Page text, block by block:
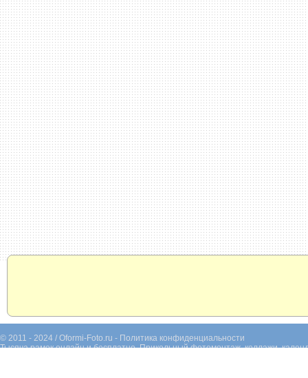
© 2011 - 2024 / Oformi-Foto.ru - Политика конфиденциальности
Тысяча рамок онлайн и бесплатно. Прикольный фотомонтаж, коллажи,